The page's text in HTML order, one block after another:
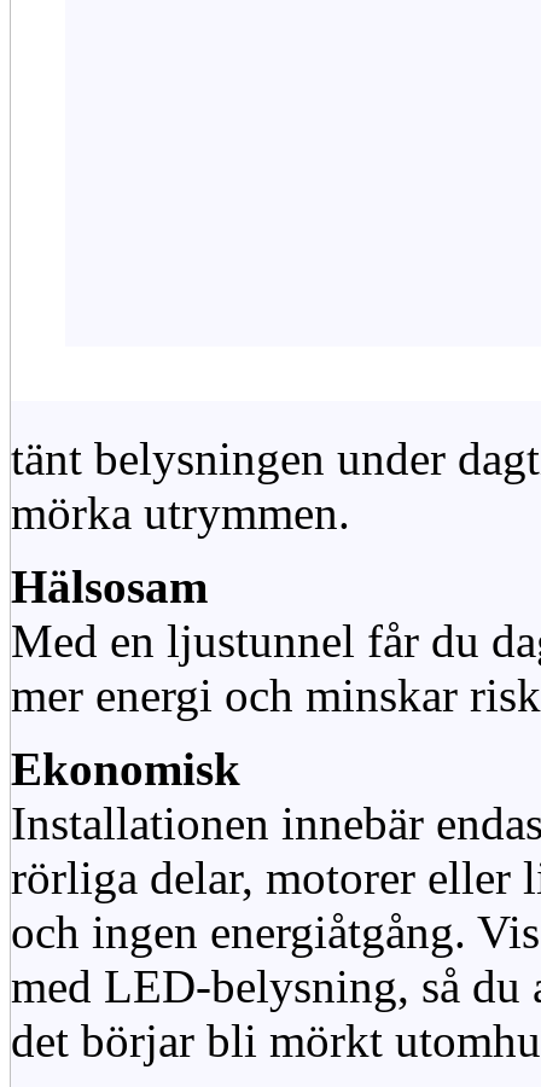
tänt belysningen under
mörka utrymmen.
Hälsosam
Med en ljustunnel får du
mer energi och minskar
Ekonomisk
Installationen innebär
rörliga delar, motorer eller
och ingen energiåtgång.
med LED-belysning, så
det börjar bli mörkt